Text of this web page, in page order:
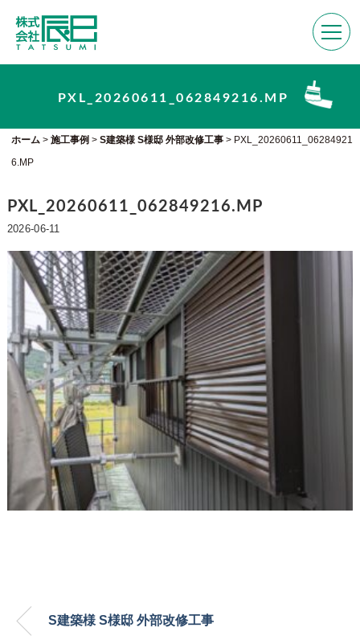
PXL_20260611_062849216.MP
ホーム> 施工事例 > S建築様 S様邸 外部改修工事> PXL_20260611_06284921
6.MP
PXL_20260611_062849216.MP
2026-06-11
S建築様 S様邸 外部改修工事